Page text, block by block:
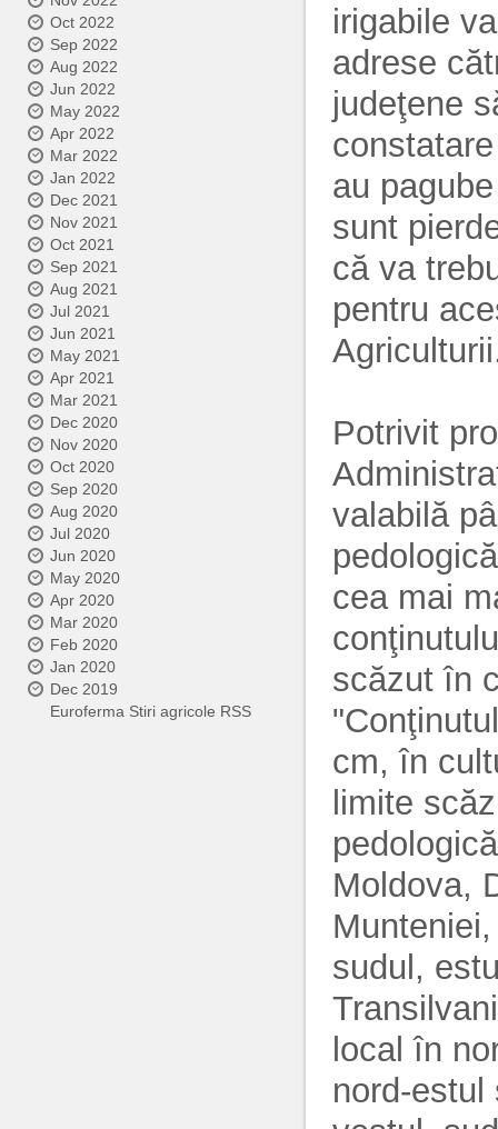
Oct 2022
Sep 2022
Aug 2022
Jun 2022
May 2022
Apr 2022
Mar 2022
Jan 2022
Dec 2021
Nov 2021
Oct 2021
Sep 2021
Aug 2021
Jul 2021
Jun 2021
May 2021
Apr 2021
Mar 2021
Dec 2020
Nov 2020
Oct 2020
Sep 2020
Aug 2020
Jul 2020
Jun 2020
May 2020
Apr 2020
Mar 2020
Feb 2020
Jan 2020
Dec 2019
Euroferma Stiri agricole RSS
irigabile
adrese
judeţene
au
sunt
că va
pentru
Potrivit
valabilă
cea mai
scăzut în
cm, în
limite
Moldova,
sudul,
local în
nord-estul